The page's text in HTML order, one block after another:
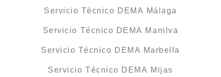
Servicio Técnico DEMA Málaga
Servicio Técnico DEMA Manilva
Servicio Técnico DEMA Marbella
Servicio Técnico DEMA Mijas